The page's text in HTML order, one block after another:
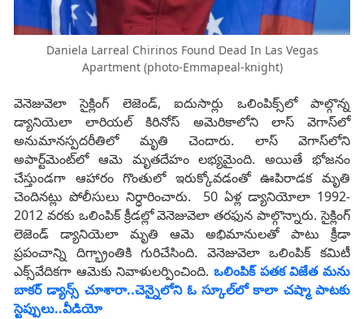
Daniela Larreal Chirinos Found Dead In Las Vegas
Apartment (photo-Emmapeal-knight)
వెనెజువెలా సైక్లింగ్‌ లెజెండ్‌, ఐదుసార్లు ఒలింపిక్స్‌లో పాల్గొన్న
డ్యానియెలా లారియల్‌ కిరినోస్‌ అమెరికాలోని లాస్‌ వెగాస్‌లో
అనుమానస్పదరీతిలో మృతి చెందారు. లాస్‌ వెగాస్‌లోని
అపార్ట్‌మెంట్‌లో ఆమె మృతదేహం లభ్యమైంది. అయితే భోజనం
చేస్తుండగా ఆహారం గొంతులో ఇరుక్కోవడంతో ఊపిరాడక మృతి
చెందినట్లు పోలీసులు నిర్ధారించారు. 50 ఏళ్ల డ్యానియోలా 1992-
2012 వరకు ఒలింపిక్‌ క్రీడల్లో వెనెజువెలా తరఫున పాల్గొన్నారు. సైక్లింగ్‌
లెజెండ్‌ డ్యానియెలా మృతి ఆమె అభిమానులతో పాటు క్రీడా
ప్రపంచాన్ని దిగ్భ్రాంతికి గురిచేసింది. వెనెజువెలా ఒలింపిక్‌ కమిటీ
ఎక్స్‌వేదికగా ఆమెకు నివాళులర్పించింది. ఒలింపిక్ పతక విజేత మను
బాకర్ డ్యాన్స్ చూశారా..చెన్నైలోని ఓ స్కూల్‌లో కాలా చష్మా పాటకు
స్టెప్పులు..వీడియో